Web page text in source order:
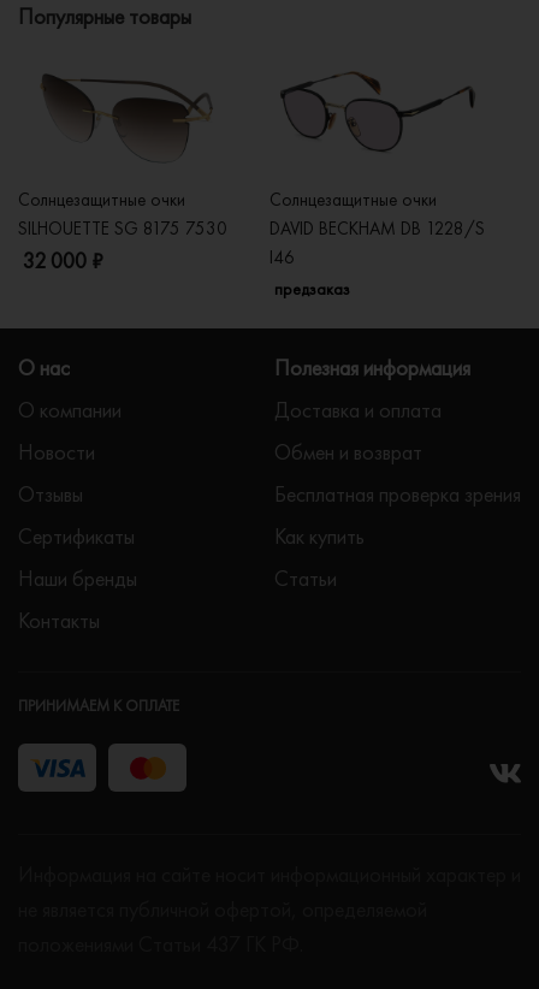
Популярные товары
Солнцезащитные очки
SILHOUETTE SG 8175 7530
32 000 ₽
Солнцезащитные очки
DAVID BECKHAM DB 1228/S
I46
предзаказ
О нас
О компании
Новости
Отзывы
Сертификаты
Наши бренды
Контакты
Полезная информация
Доставка и оплата
Обмен и возврат
Бесплатная проверка зрения
Как купить
Статьи
ПРИНИМАЕМ К ОПЛАТЕ